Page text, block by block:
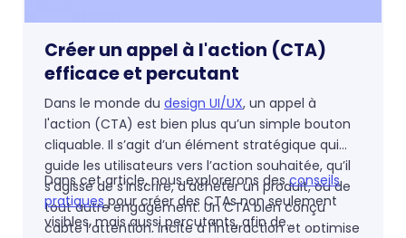
Créer un appel à l'action (CTA)
efficace et percutant
Dans le monde du design UI/UX, un appel à
l'action (CTA) est bien plus qu’un simple bouton
cliquable. Il s’agit d’un élément stratégique qui
guide les utilisateurs vers l’action souhaitée, qu’il
s’agisse de s’inscrire, d’acheter un produit, ou de
tout autre engagement. Un CTA bien conçu
capte l’attention, incite à l'interaction et optimise
Dans cet article, nous explorerons desconseils
pratiquespour créer des CTAs non seulement
visibles, mais aussi percutants, afin de